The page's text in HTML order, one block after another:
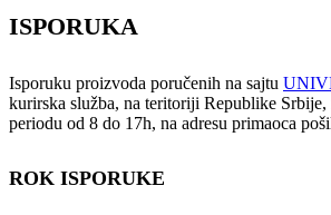
ISPORUKA
Isporuku proizvoda poručenih na sajtu
kurirska služba, na teritoriji Republike Srbije,
periodu od 8 do 17h, na adresu primaoca
ROK ISPORUKE